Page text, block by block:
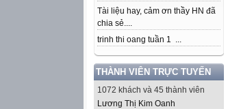
Tài liệu hay, cảm ơn thầy HN đã
chia sẻ....
trinh thi oang tuần 1 ...
THÀNH VIÊN TRỰC TUYẾN
1072 khách và 45 thành viên
Lương Thị Kim Oanh